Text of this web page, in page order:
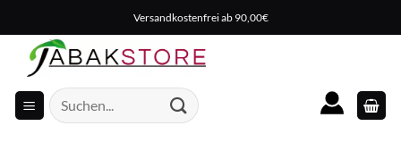
Inhalt
springen
Versandkostenfrei ab 90,00€
Suche
nach: